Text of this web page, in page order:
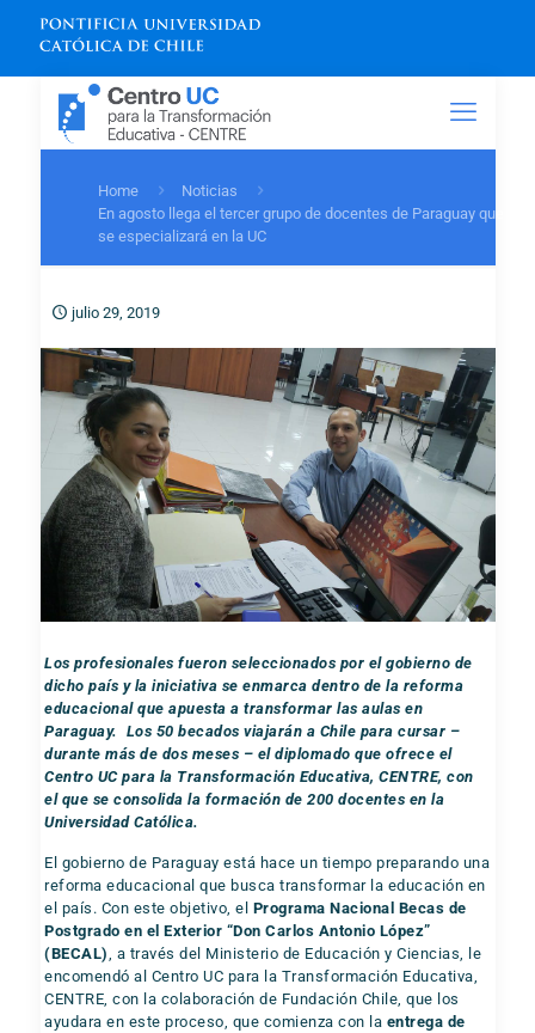
Home
Noticias
En agosto llega el tercer grupo de docentes de Paraguay que
se especializará en la UC
julio 29, 2019
Los profesionales fueron seleccionados por el gobierno de
dicho país y la iniciativa se enmarca dentro de la reforma
educacional que apuesta a transformar las aulas en
Paraguay. Los 50 becados viajarán a Chile para cursar –
durante más de dos meses – el diplomado que ofrece el
Centro UC para la Transformación Educativa, CENTRE, con
el que se consolida la formación de 200 docentes en la
Universidad Católica.
El gobierno de Paraguay está hace un tiempo preparando una
reforma educacional que busca transformar la educación en
el país. Con este objetivo, el Programa Nacional Becas de
Postgrado en el Exterior “Don Carlos Antonio López”
(BECAL) , a través del Ministerio de Educación y Ciencias, le
encomendó al Centro UC para la Transformación Educativa,
CENTRE, con la colaboración de Fundación Chile, que los
ayudara en este proceso, que comienza con la entrega de